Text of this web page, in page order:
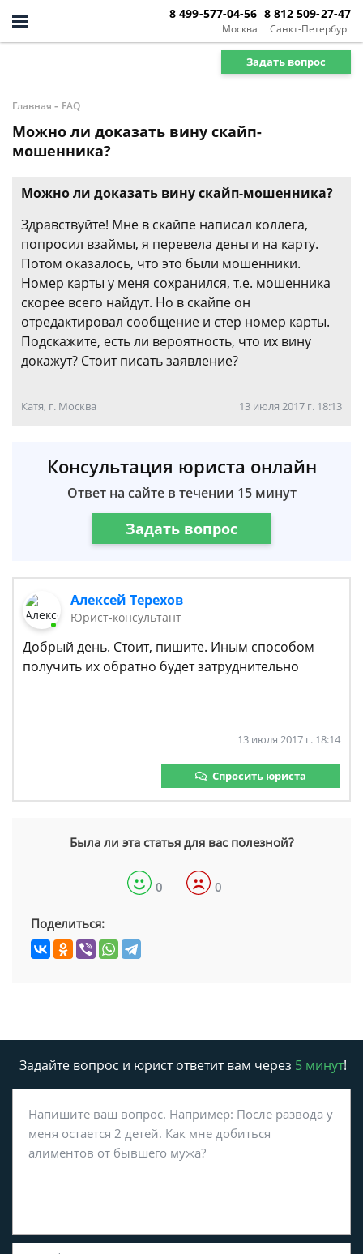
Москва
8 499-577-04-56
Санкт-Петербург
8 812 509-27-47
Задать вопрос
Главная - FAQ
Можно ли доказать вину скайп-
мошенника?
Можно ли доказать вину скайп-мошенника?
Здравствуйте! Мне в скайпе написал коллега,
попросил взаймы, я перевела деньги на карту.
Потом оказалось, что это были мошенники.
Номер карты у меня сохранился, т.е. мошенника
скорее всего найдут. Но в скайпе он
отредактировал сообщение и стер номер карты.
Подскажите, есть ли вероятность, что их вину
докажут? Стоит писать заявление?
Катя, г. Москва 13 июля 2017 г. 18:13
Консультация юриста онлайн
Ответ на сайте в течении 15 минут
Задать вопрос
Алексей Терехов
Юрист-консультант
Добрый день. Стоит, пишите. Иным способом
получить их обратно будет затруднительно
13 июля 2017 г. 18:14
Спросить юриста
Была ли эта статья для вас полезной?
0 0
Поделиться:
Задайте вопрос и юрист ответит вам через 5 минут!